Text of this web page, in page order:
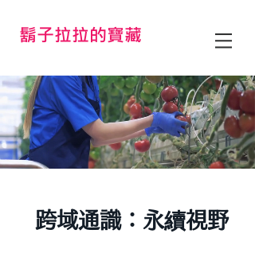
鬍子拉拉的寶藏
跨域通識：永續視野